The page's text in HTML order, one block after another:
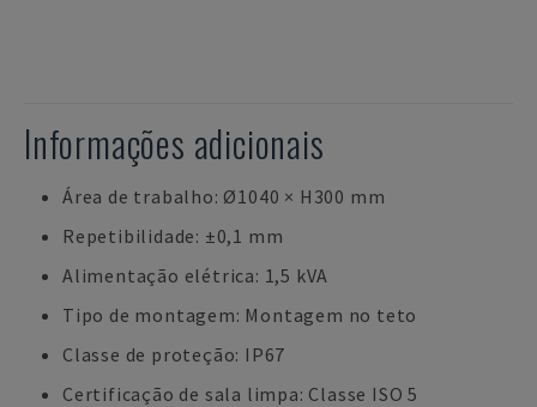
Informações adicionais
Área de trabalho: Ø1040 × H300 mm
Repetibilidade: ±0,1 mm
Alimentação elétrica: 1,5 kVA
Tipo de montagem: Montagem no teto
Classe de proteção: IP67
Certificação de sala limpa: Classe ISO 5